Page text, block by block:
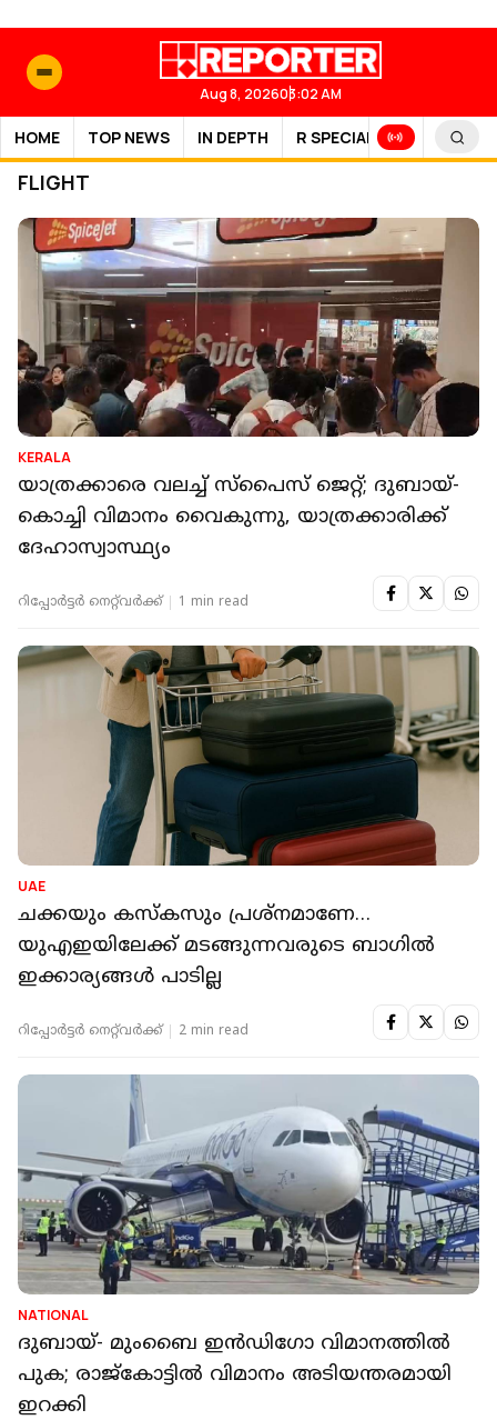
Aug 8, 202603:02 AM
HOME TOP NEWS IN DEPTH R SPECIAL SPORTS
FLIGHT
KERALA
യാത്രക്കാരെ വലച്ച് സ്‌പൈസ് ജെറ്റ്; ദുബായ്-
കൊച്ചി വിമാനം വൈകുന്നു, യാത്രക്കാരിക്ക്
ദേഹാസ്വാസ്ഥ്യം
റിപ്പോർട്ടർ നെറ്റ്‌വര്‍ക്ക്‌ 1 min read
UAE
ചക്കയും കസ്‌കസും പ്രശ്‌നമാണേ…
യുഎഇയിലേക്ക് മടങ്ങുന്നവരുടെ ബാഗില്‍
ഇക്കാര്യങ്ങള്‍ പാടില്ല
റിപ്പോർട്ടർ നെറ്റ്‌വര്‍ക്ക്‌ 2 min read
NATIONAL
ദുബായ്- മുംബൈ ഇന്‍ഡിഗോ വിമാനത്തില്‍
പുക; രാജ്‌കോട്ടില്‍ വിമാനം അടിയന്തരമായി
ഇറക്കി